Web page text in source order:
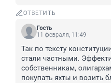
ОТВЕТИТЬ
Гость
11 февраля, 11:49
Так по тексту
стали частными.
собственникам,
покупать яхты и возить